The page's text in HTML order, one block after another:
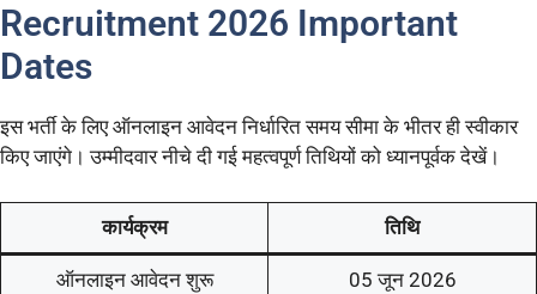
Recruitment 2026 Important
Dates
इस भर्ती के लिए ऑनलाइन आवेदन निर्धारित समय सीमा के भीतर ही स्वीकार
किए जाएंगे। उम्मीदवार नीचे दी गई महत्वपूर्ण तिथियों को ध्यानपूर्वक देखें।
कार्यक्रम तिथि
ऑनलाइन आवेदन शुरू 05 जून 2026